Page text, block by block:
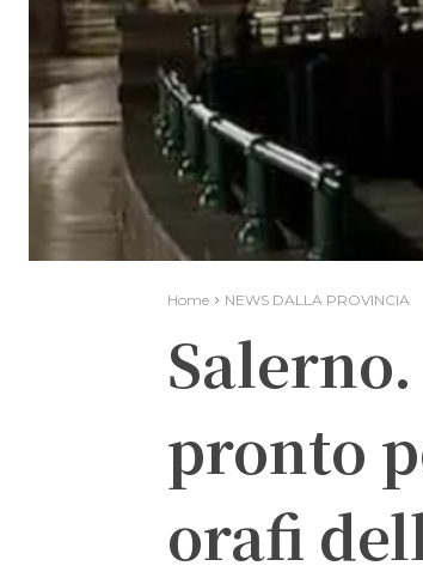
Home NEWS DALLA PROVINCIA
pronto
orafi